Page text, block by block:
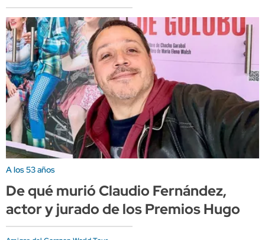
A los 53 años
De qué murió Claudio Fernández,
actor y jurado de los Premios Hugo